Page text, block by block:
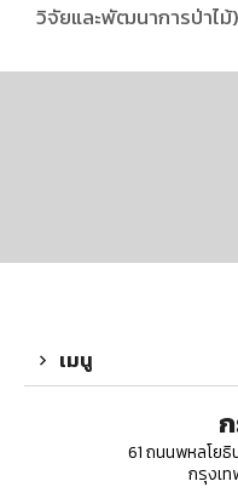
วิจัยและพัฒนาการป่าไม้)
เมนู
61 ถนนพหลโย
กรุงเ